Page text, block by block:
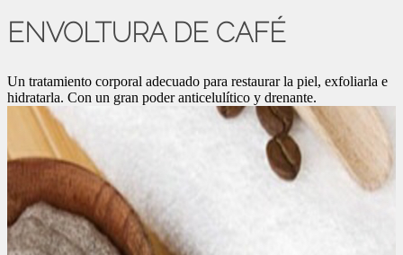
ENVOLTURA DE CAFÉ
Un tratamiento corporal adecuado para restaurar la piel, exfoliarla e
hidratarla. Con un gran poder anticelulítico y drenante.